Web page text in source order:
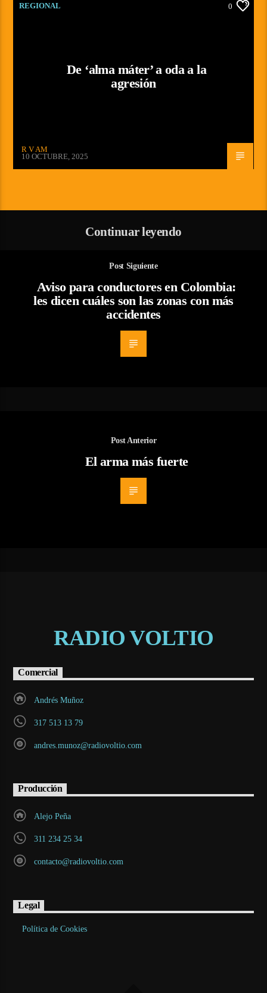
REGIONAL 0
De ‘alma máter’ a oda a la
agresión
R V AM
10 OCTUBRE, 2025
Continuar leyendo
Post Siguiente
Aviso para conductores en Colombia:
les dicen cuáles son las zonas con más
accidentes
Post Anterior
El arma más fuerte
RADIO VOLTIO
Comercial
Andrés Muñoz
317 513 13 79
andres.munoz@radiovoltio.com
Producción
Alejo Peña
311 234 25 34
contacto@radiovoltio.com
Legal
Política de Cookies